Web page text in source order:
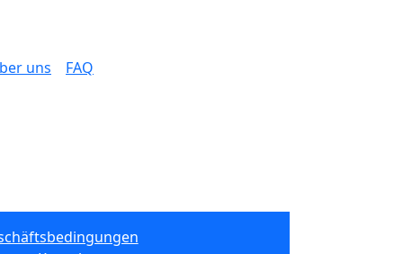
uns FAQ